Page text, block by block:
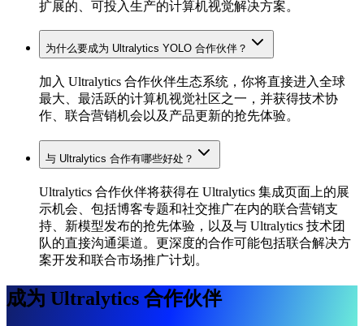
扩展的、可投入生产的计算机视觉解决方案。
为什么要成为 Ultralytics YOLO 合作伙伴？
加入 Ultralytics 合作伙伴生态系统，你将直接进入全球
最大、最活跃的计算机视觉社区之一，并获得技术协
作、联合营销机会以及产品更新的抢先体验。
与 Ultralytics 合作有哪些好处？
Ultralytics 合作伙伴将获得在 Ultralytics 集成页面上的展
示机会、包括博客专题和社交推广在内的联合营销支
持、新模型发布的抢先体验，以及与 Ultralytics 技术团
队的直接沟通渠道。更深度的合作可能包括联合解决方
案开发和联合市场推广计划。
成为 Ultralytics 合作伙伴